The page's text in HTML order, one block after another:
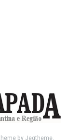
by Jegtheme.